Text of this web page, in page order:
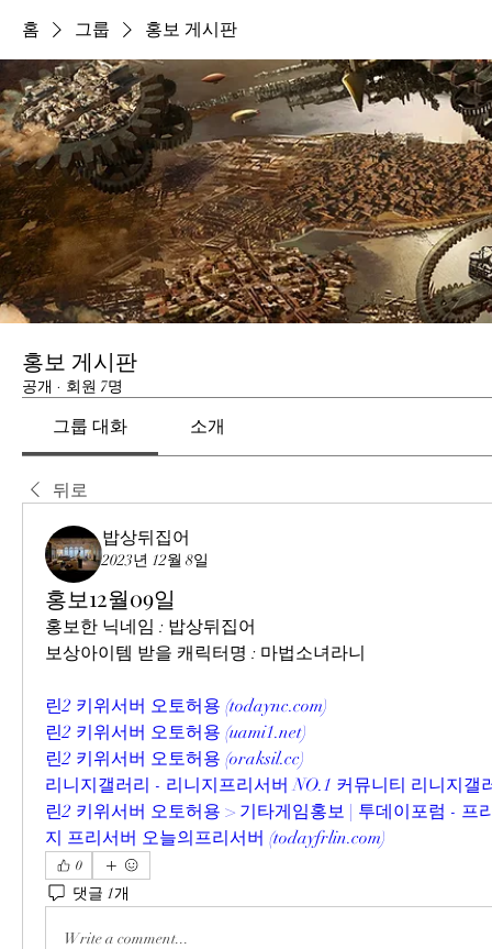
홈 그룹 홍보 게시판
홍보 게시판
공개 · 회원 7명
그룹 대화 소개
뒤로
밥상뒤집어
2023년 12월 8일
홍보12월09일
홍보한 닉네임 : 밥상뒤집어
보상아이템 받을 캐릭터명 : 마법소녀라니
린2 키위서버 오토허용 (todaync.com)
린2 키위서버 오토허용 (uami1.net)
린2 키위서버 오토허용 (oraksil.cc)
리니지갤러리 - 리니지프리서버 NO.1 커뮤니티 리니지갤
린2 키위서버 오토허용 > 기타게임홍보 | 투데이포럼 - 프
지 프리서버 오늘의프리서버 (todayfrlin.com)
0
댓글 1개
Write a comment...